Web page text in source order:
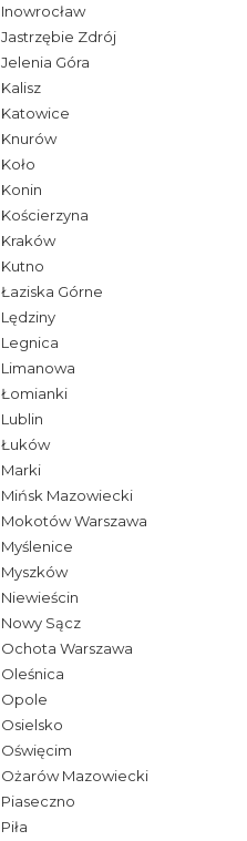
Inowrocław
Jastrzębie Zdrój
Jelenia Góra
Kalisz
Katowice
Knurów
Koło
Konin
Kościerzyna
Kraków
Kutno
Łaziska Górne
Lędziny
Legnica
Limanowa
Łomianki
Lublin
Łuków
Marki
Mińsk Mazowiecki
Mokotów Warszawa
Myślenice
Myszków
Niewieścin
Nowy Sącz
Ochota Warszawa
Oleśnica
Opole
Osielsko
Oświęcim
Ożarów Mazowiecki
Piaseczno
Piła